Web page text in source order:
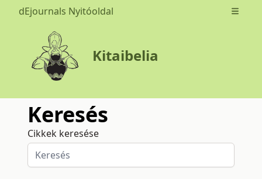
dEjournals Nyitóoldal Open
Kitaibelia
Keresés
Cikkek keresése